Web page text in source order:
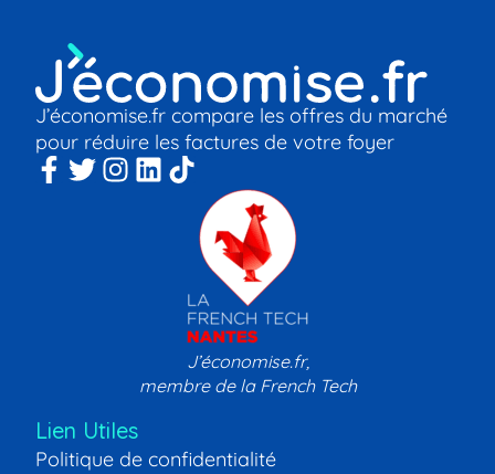
J’économise.fr compare les offres du marché
pour réduire les factures de votre foyer
J’économise.fr,
membre de la French Tech
Lien Utiles
Politique de confidentialité